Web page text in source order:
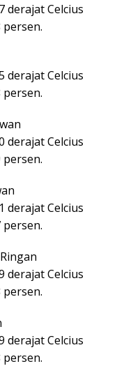
derajat Celcius
derajat Celcius
derajat Celcius
derajat Celcius
derajat Celcius
derajat Celcius